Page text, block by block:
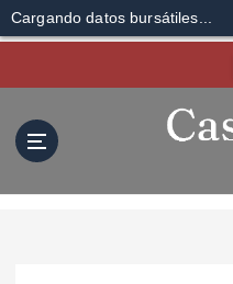
Cargando datos bursátiles...